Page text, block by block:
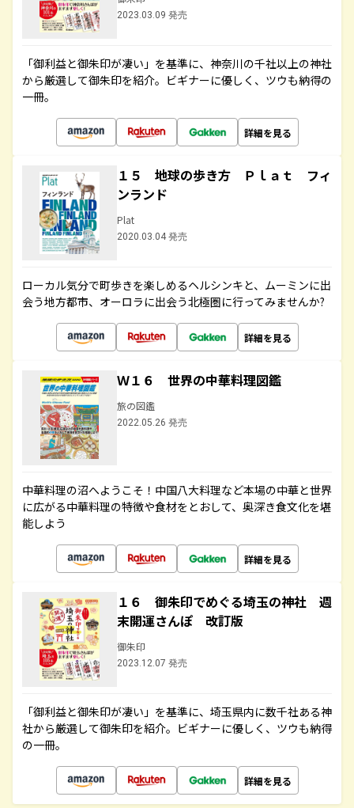
2023.03.09 発売
「御利益と御朱印が凄い」を基準に、神奈川の千社以上の神社
から厳選して御朱印を紹介。ビギナーに優しく、ツウも納得の
一冊。
詳細を見る
１５ 地球の歩き方 Ｐｌａｔ フィ
ンランド
Plat
2020.03.04 発売
ローカル気分で町歩きを楽しめるヘルシンキと、ムーミンに出
会う地方都市、オーロラに出会う北極圏に行ってみませんか?
詳細を見る
Ｗ１６ 世界の中華料理図鑑
旅の図鑑
2022.05.26 発売
中華料理の沼へようこそ！中国八大料理など本場の中華と世界
に広がる中華料理の特徴や食材をとおして、奥深き食文化を堪
能しよう
詳細を見る
１６ 御朱印でめぐる埼玉の神社 週
末開運さんぽ 改訂版
御朱印
2023.12.07 発売
「御利益と御朱印が凄い」を基準に、埼玉県内に数千社ある神
社から厳選して御朱印を紹介。ビギナーに優しく、ツウも納得
の一冊。
詳細を見る